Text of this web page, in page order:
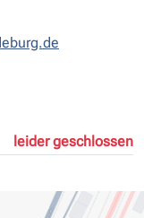
leider geschlossen